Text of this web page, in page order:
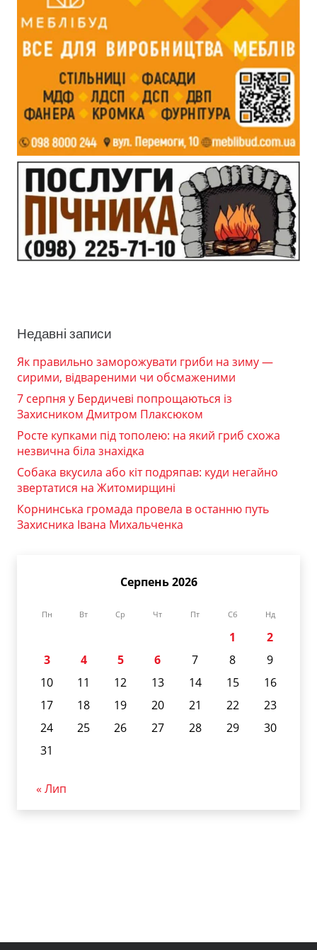
Недавні записи
Як правильно заморожувати гриби на зиму —
сирими, відвареними чи обсмаженими
7 серпня у Бердичеві попрощаються із
Захисником Дмитром Плаксюком
Росте купками під тополею: на який гриб схожа
незвична біла знахідка
Собака вкусила або кіт подряпав: куди негайно
звертатися на Житомирщині
Корнинська громада провела в останню путь
Захисника Івана Михальченка
Серпень 2026
Пн Вт Ср Чт Пт Сб Нд
1
2
3
4 5 6 7 8
9
10
11 12 13 14 15
16
17
18 19 20 21 22
23
24
25 26 27 28 29
30
31
« Лип